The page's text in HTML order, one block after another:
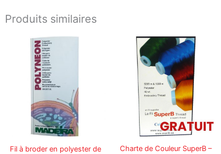
Produits similaires
Fil à broder en polyester de
Charte de Couleur SuperB –